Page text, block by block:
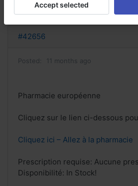
Reply
#42656
Posted: 11 months ago
Pharmacie européenne
Cliquez sur le lien ci-dessous
Cliquez ici – Allez à la pharmacie
Prescription requise: Aucune
Disponibilité: In Stock!
Accept selected